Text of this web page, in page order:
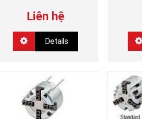
Liên hệ
Details